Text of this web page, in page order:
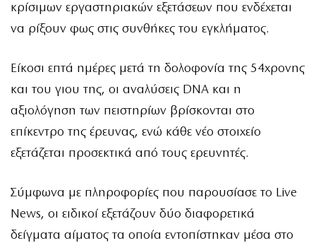
κρίσιμων εργαστηριακών εξετάσεων που ενδέχεται
να ρίξουν φως στις συνθήκες του εγκλήματος.
Είκοσι επτά ημέρες μετά τη δολοφονία της 54χρονης
και του γιου της, οι αναλύσεις DNA και η
αξιολόγηση των πειστηρίων βρίσκονται στο
επίκεντρο της έρευνας, ενώ κάθε νέο στοιχείο
εξετάζεται προσεκτικά από τους ερευνητές.
Σύμφωνα με πληροφορίες που παρουσίασε το Live
News, οι ειδικοί εξετάζουν δύο διαφορετικά
δείγματα αίματος τα οποία εντοπίστηκαν μέσα στο